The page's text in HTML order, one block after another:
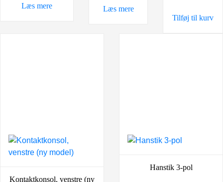
Læs mere Læs mere
Tilføj til kurv
Kontaktkonsol, venstre (ny
Hanstik 3-pol